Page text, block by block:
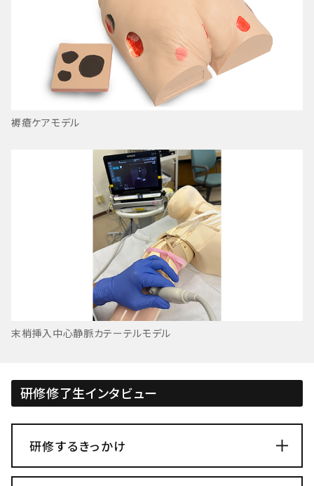
褥瘡ケアモデル
末梢挿入中心静脈カテーテルモデル
研修修了生インタビュー
研修するきっかけ